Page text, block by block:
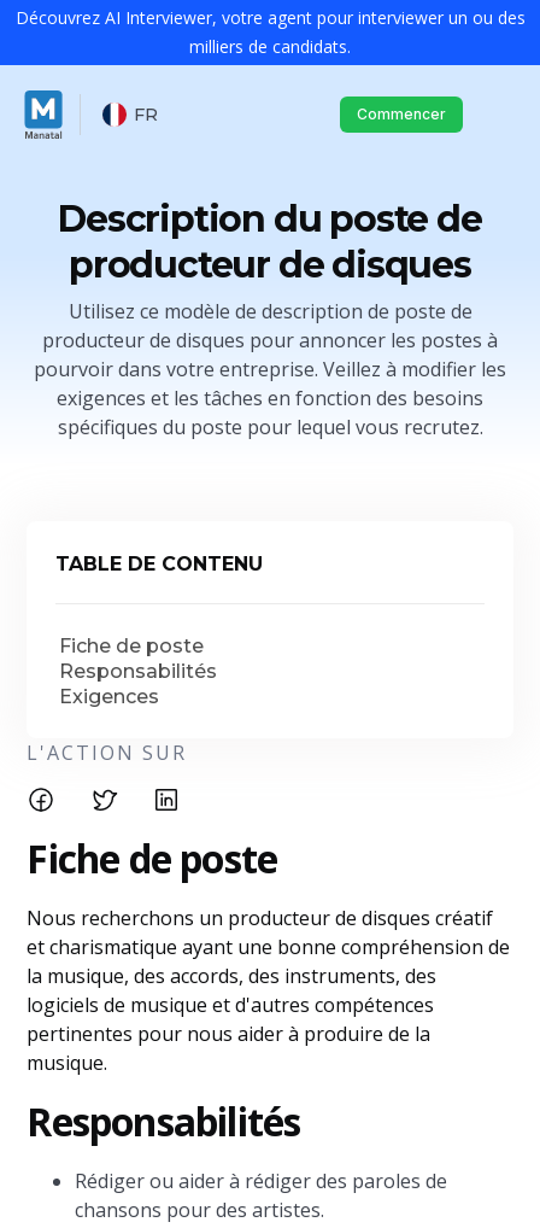
Découvrez AI Interviewer, votre agent pour interviewer un ou des
milliers de candidats.
FR Commencer
Description du poste de
producteur de disques
Utilisez ce modèle de description de poste de
producteur de disques pour annoncer les postes à
pourvoir dans votre entreprise. Veillez à modifier les
exigences et les tâches en fonction des besoins
spécifiques du poste pour lequel vous recrutez.
TABLE DE CONTENU
Fiche de poste
Responsabilités
Exigences
L'ACTION SUR
Fiche de poste
Nous recherchons un producteur de disques créatif
et charismatique ayant une bonne compréhension de
la musique, des accords, des instruments, des
logiciels de musique et d'autres compétences
pertinentes pour nous aider à produire de la
musique.
Responsabilités
Rédiger ou aider à rédiger des paroles de
chansons pour des artistes.